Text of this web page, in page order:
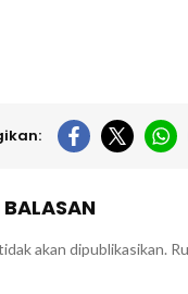
akan dipublikasikan.